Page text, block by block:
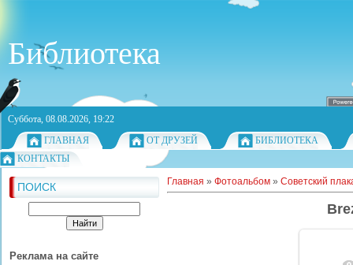
Библиотека
Суббота, 08.08.2026, 19:22
ГЛАВНАЯ
ОТ ДРУЗЕЙ
БИБЛИОТЕКА
КОНТАКТЫ
ПОИСК
Реклама на сайте
Главная » Фотоальбом » Советский